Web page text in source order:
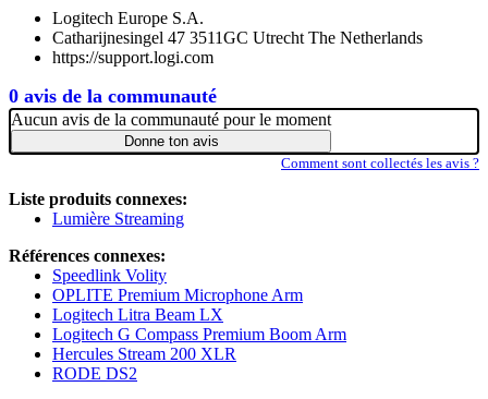
0 avis de la communauté
Logitech Europe S.A.
Catharijnesingel 47 3511GC Utrecht The Netherlands
https://support.logi.com
Aucun avis de la communauté pour le moment
Donne ton avis
Comment sont collectés les avis ?
Liste produits connexes:
Lumière Streaming
Références connexes:
Speedlink Volity
OPLITE Premium Microphone Arm
Logitech Litra Beam LX
Logitech G Compass Premium Boom Arm
Hercules Stream 200 XLR
RODE DS2